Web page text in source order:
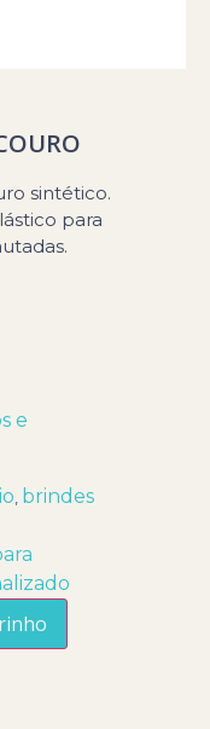
sintético.
para
e
, brindes